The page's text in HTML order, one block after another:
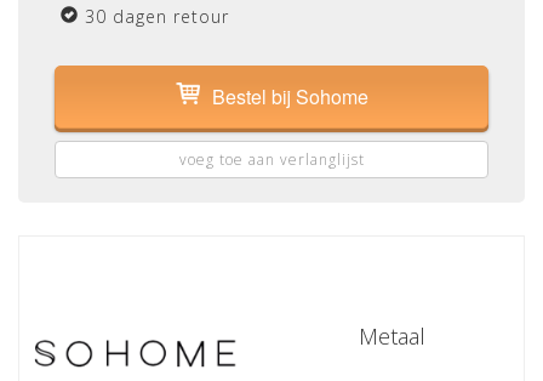
30 dagen retour
Bestel bij Sohome
voeg toe aan verlanglijst
Metaal